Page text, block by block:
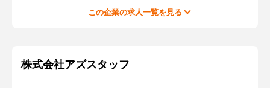
この企業の求人一覧を見る
株式会社アズスタッフ